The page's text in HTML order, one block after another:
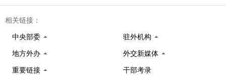
相关链接：
中央部委 驻外机构
地方外办 外交新媒体
重要链接 干部考录